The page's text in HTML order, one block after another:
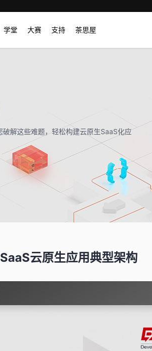
学堂 大赛 支持 茶思屋
解这些难题，轻松构建云原生SaaS化应
SaaS云原生应用典型架构